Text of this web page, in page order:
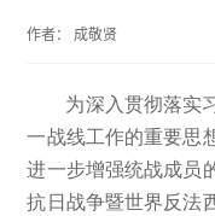
作者： 成敬贤
为深入贯彻落实
一战线工作的重要思
进一步增强统战成员
抗日战争暨世界反法